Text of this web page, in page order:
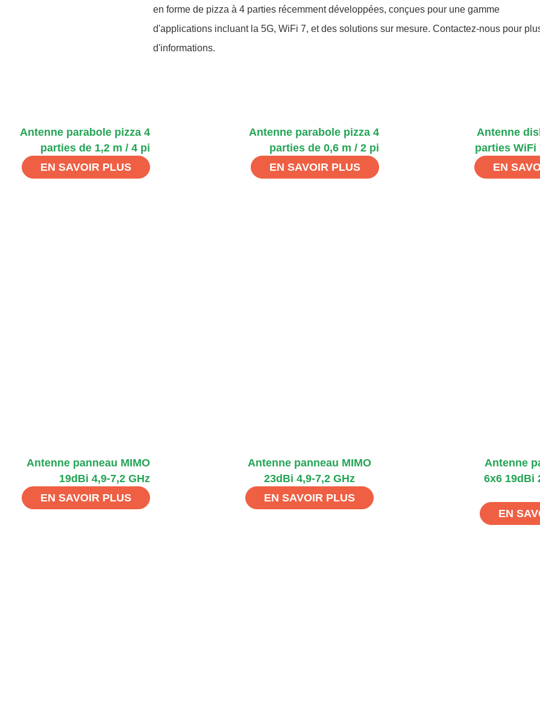
en forme de pizza à 4 parties récemment développées, conçues pour une gamme
d'applications incluant la 5G, WiFi 7, et des solutions sur mesure. Contactez-nous pour
d'informations.
Antenne parabole pizza 4
parties de 1,2 m / 4 pi
EN SAVOIR PLUS
Antenne parabole pizza 4
parties de 0,6 m / 2 pi
EN SAVOIR PLUS
Antenne
parties WiFi
EN
Antenne panneau MIMO
19dBi 4,9-7,2 GHz
EN SAVOIR PLUS
Antenne panneau MIMO
23dBi 4,9-7,2 GHz
EN SAVOIR PLUS
Antenne
6x6 19dBi
EN